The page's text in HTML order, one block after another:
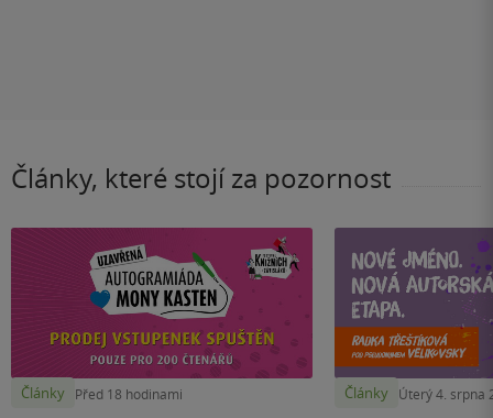
Články, které stojí za pozornost
Články Před 18 hodinami Články Úterý 4. srpna